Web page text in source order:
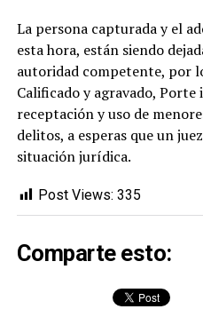
La persona capturada y el
esta hora, están siendo
autoridad competente, por
Calificado y agravado, Porte
receptación y uso de
delitos, a esperas que un
situación jurídica.
Post Views: 335
Comparte esto: